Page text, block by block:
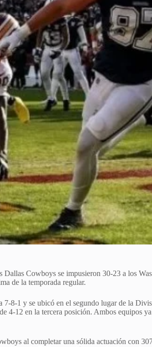
Cowboys se impusieron 30-23 a los
de la temporada regular.
7-8-1 y se ubicó en el segundo lugar de la
4-12 en la tercera posición. Ambos equipos
al completar una sólida actuación con